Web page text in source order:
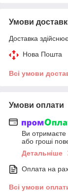
Умови
Доставка
Нова Пошта
Всі умови
Умови оплати
Ви
або гроші
Детальніше
Оплата на
Всі умови